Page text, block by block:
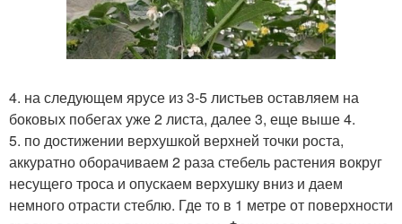
4. на следующем ярусе из 3-5 листьев оставляем на
боковых побегах уже 2 листа, далее 3, еще выше 4.
5. по достижении верхушкой верхней точки роста,
аккуратно оборачиваем 2 раза стебель растения вокруг
несущего троса и опускаем верхушку вниз и даем
немного отрасти стеблю. Где то в 1 метре от поверхности